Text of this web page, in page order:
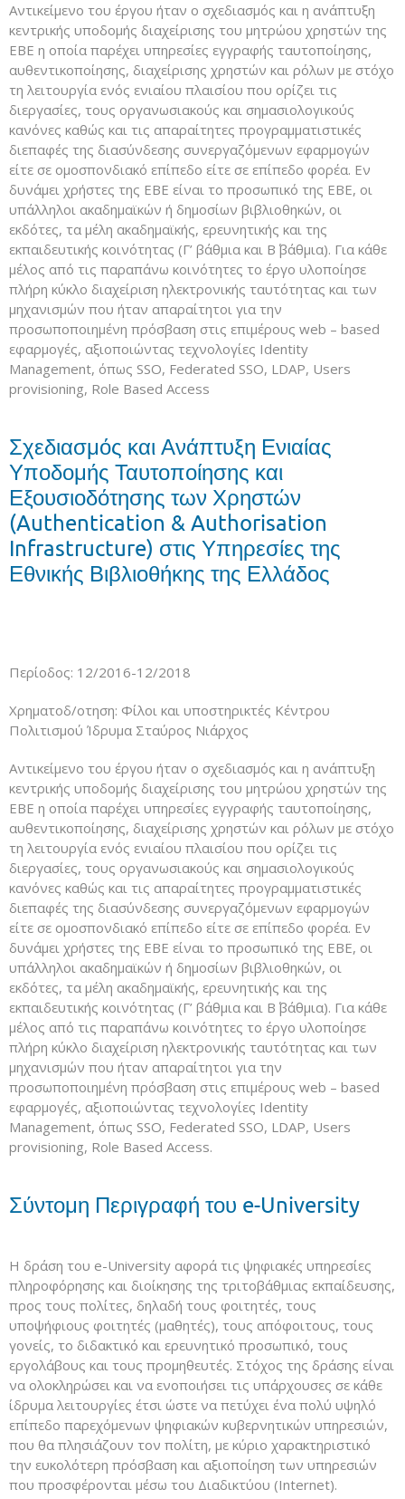
Αντικείμενο του έργου ήταν ο σχεδιασμός και η ανάπτυξη
κεντρικής υποδομής διαχείρισης του μητρώου χρηστών της
ΕΒΕ η οποία παρέχει υπηρεσίες εγγραφής ταυτοποίησης,
αυθεντικοποίησης, διαχείρισης χρηστών και ρόλων με στόχο
τη λειτουργία ενός ενιαίου πλαισίου που ορίζει τις
διεργασίες, τους οργανωσιακούς και σημασιολογικούς
κανόνες καθώς και τις απαραίτητες προγραμματιστικές
διεπαφές της διασύνδεσης συνεργαζόμενων εφαρμογών
είτε σε ομοσπονδιακό επίπεδο είτε σε επίπεδο φορέα. Εν
δυνάμει χρήστες της ΕΒΕ είναι το προσωπικό της ΕΒΕ, οι
υπάλληλοι ακαδημαϊκών ή δημοσίων βιβλιοθηκών, οι
εκδότες, τα μέλη ακαδημαϊκής, ερευνητικής και της
εκπαιδευτικής κοινότητας (Γ’ βάθμια και Β΄ βάθμια). Για κάθε
μέλος από τις παραπάνω κοινότητες το έργο υλοποίησε
πλήρη κύκλο διαχείριση ηλεκτρονικής ταυτότητας και των
μηχανισμών που ήταν απαραίτητοι για την
προσωποποιημένη πρόσβαση στις επιμέρους web – based
εφαρμογές, αξιοποιώντας τεχνολογίες Identity
Management, όπως SSO, Federated SSO, LDAP, Users
provisioning, Role Based Access
Σχεδιασμός και Ανάπτυξη Ενιαίας
Υποδομής Ταυτοποίησης και
Εξουσιοδότησης των Χρηστών
(Authentication & Authorisation
Infrastructure) στις Υπηρεσίες της
Εθνικής Βιβλιοθήκης της Ελλάδος
Περίοδος: 12/2016-12/2018
Χρηματοδ/οτηση: Φίλοι και υποστηρικτές Κέντρου
Πολιτισμού Ίδρυμα Σταύρος Νιάρχος
Αντικείμενο του έργου ήταν ο σχεδιασμός και η ανάπτυξη
κεντρικής υποδομής διαχείρισης του μητρώου χρηστών της
ΕΒΕ η οποία παρέχει υπηρεσίες εγγραφής ταυτοποίησης,
αυθεντικοποίησης, διαχείρισης χρηστών και ρόλων με στόχο
τη λειτουργία ενός ενιαίου πλαισίου που ορίζει τις
διεργασίες, τους οργανωσιακούς και σημασιολογικούς
κανόνες καθώς και τις απαραίτητες προγραμματιστικές
διεπαφές της διασύνδεσης συνεργαζόμενων εφαρμογών
είτε σε ομοσπονδιακό επίπεδο είτε σε επίπεδο φορέα. Εν
δυνάμει χρήστες της ΕΒΕ είναι το προσωπικό της ΕΒΕ, οι
υπάλληλοι ακαδημαϊκών ή δημοσίων βιβλιοθηκών, οι
εκδότες, τα μέλη ακαδημαϊκής, ερευνητικής και της
εκπαιδευτικής κοινότητας (Γ’ βάθμια και Β΄ βάθμια). Για κάθε
μέλος από τις παραπάνω κοινότητες το έργο υλοποίησε
πλήρη κύκλο διαχείριση ηλεκτρονικής ταυτότητας και των
μηχανισμών που ήταν απαραίτητοι για την
προσωποποιημένη πρόσβαση στις επιμέρους web – based
εφαρμογές, αξιοποιώντας τεχνολογίες Identity
Management, όπως SSO, Federated SSO, LDAP, Users
provisioning, Role Based Access.
Σύντομη Περιγραφή του e-University
Η δράση του e-University αφορά τις ψηφιακές υπηρεσίες
πληροφόρησης και διοίκησης της τριτοβάθμιας εκπαίδευσης,
προς τους πολίτες, δηλαδή τους φοιτητές, τους
υποψήφιους φοιτητές (μαθητές), τους απόφοιτους, τους
γονείς, το διδακτικό και ερευνητικό προσωπικό, τους
εργολάβους και τους προμηθευτές. Στόχος της δράσης είναι
να ολοκληρώσει και να ενοποιήσει τις υπάρχουσες σε κάθε
ίδρυμα λειτουργίες έτσι ώστε να πετύχει ένα πολύ υψηλό
επίπεδο παρεχόμενων ψηφιακών κυβερνητικών υπηρεσιών,
που θα πλησιάζουν τον πολίτη, με κύριο χαρακτηριστικό
την ευκολότερη πρόσβαση και αξιοποίηση των υπηρεσιών
που προσφέρονται μέσω του Διαδικτύου (Internet).